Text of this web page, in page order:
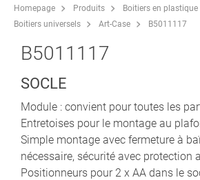
Homepage Produits
Boitiers en plastique
Boitiers universels
Art-Case B5011117
B5011117
SOCLE
Module : convient pour toutes les
Entretoises pour le montage au
Simple montage avec fermeture à
nécessaire, sécurité avec protection
Positionneurs pour 2 x AA dans le